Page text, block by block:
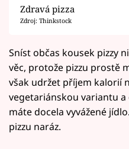
Zdravá pizza
Zdroj: Thinkstock
Sníst občas kousek pizzy
věc, protože pizzu prostě
však udržet příjem kalorií
vegetariánskou variantu a
máte docela vyvážené
pizzu naráz.